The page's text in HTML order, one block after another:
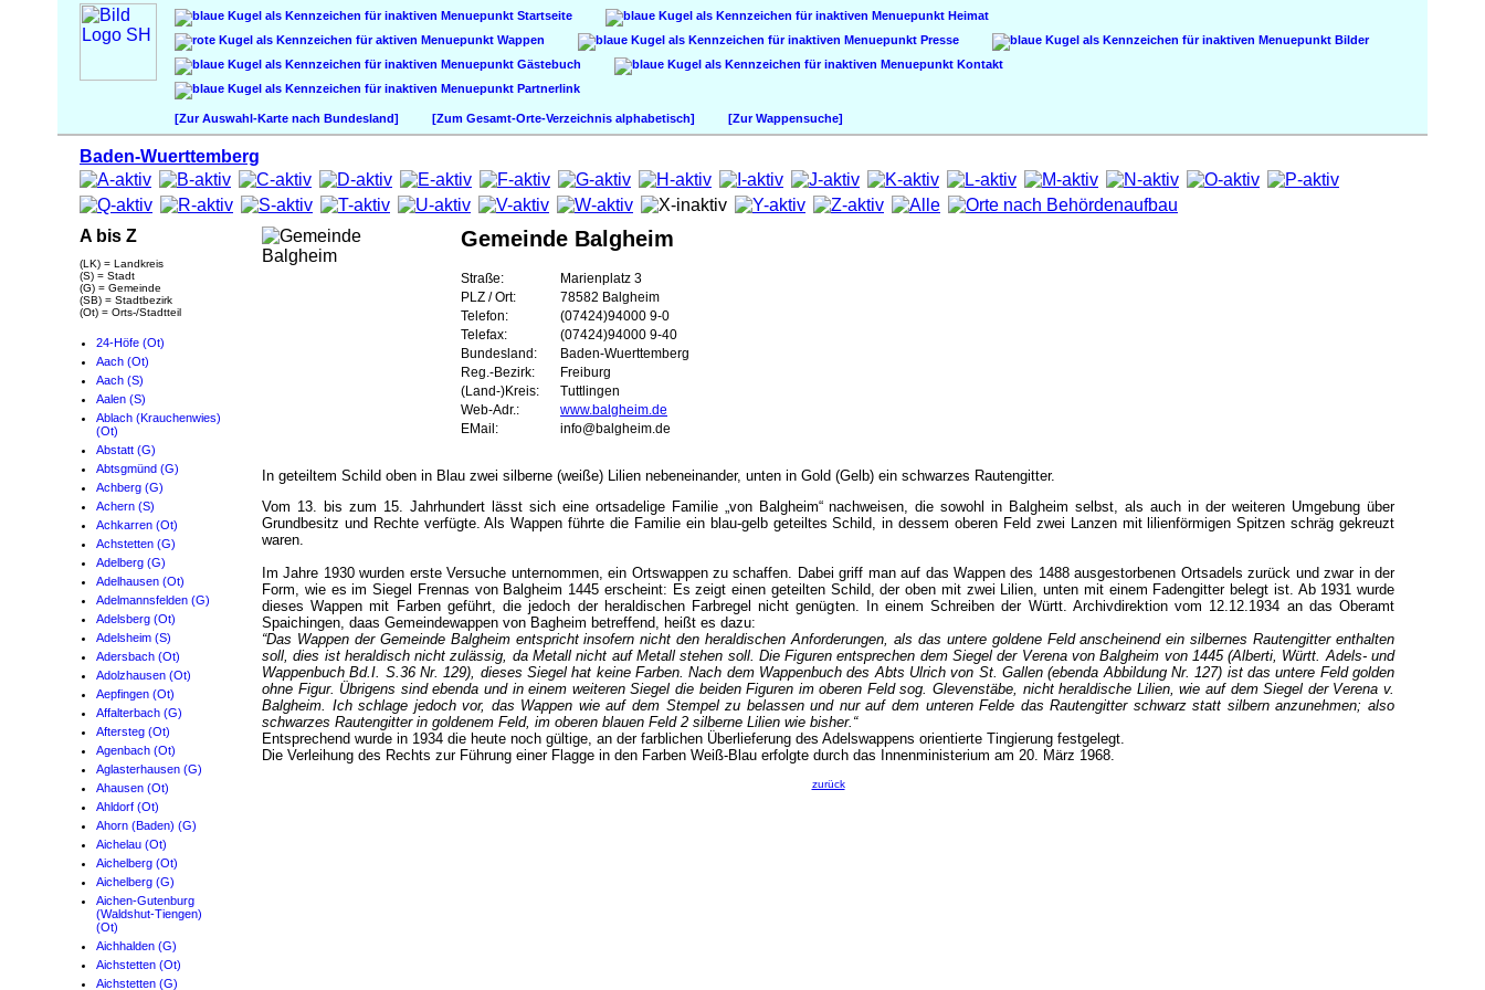
Startseite
Heimat
Wappen
Presse
Bilder
Gästebuch
Kontakt
Partnerlink
[Zur Auswahl-Karte nach Bundesland] [Zum Gesamt-Orte-Verzeichnis alphabetisch] [Zur Wappensuche]
Baden-Wuerttemberg
A bis Z
(LK) = Landkreis
(S) = Stadt
(G) = Gemeinde
(SB) = Stadtbezirk
(Ot) = Orts-/Stadtteil
24-Höfe (Ot)
Aach (Ot)
Aach (S)
Aalen (S)
Ablach (Krauchenwies)
(Ot)
Abstatt (G)
Abtsgmünd (G)
Achberg (G)
Achern (S)
Achkarren (Ot)
Achstetten (G)
Adelberg (G)
Adelhausen (Ot)
Adelmannsfelden (G)
Adelsberg (Ot)
Adelsheim (S)
Adersbach (Ot)
Adolzhausen (Ot)
Aepfingen (Ot)
Affalterbach (G)
Aftersteg (Ot)
Agenbach (Ot)
Aglasterhausen (G)
Ahausen (Ot)
Ahldorf (Ot)
Ahorn (Baden) (G)
Aichelau (Ot)
Aichelberg (Ot)
Aichelberg (G)
Aichen-Gutenburg
(Waldshut-Tiengen)
(Ot)
Aichhalden (G)
Aichstetten (Ot)
Aichstetten (G)
Gemeinde Balgheim
Straße:
Marienplatz 3
PLZ / Ort:
78582 Balgheim
Telefon:
(07424)94000 9-0
Telefax:
(07424)94000 9-40
Bundesland:
Baden-Wuerttemberg
Reg.-Bezirk:
Freiburg
(Land-)Kreis:
Tuttlingen
Web-Adr.:
www.balgheim.de
EMail:
info@balgheim.de
In geteiltem Schild oben in Blau zwei silberne (weiße) Lilien nebeneinander, unten in Gold (Gelb) ein schwarzes Rautengitter.
Vom 13. bis zum 15. Jahrhundert lässt sich eine ortsadelige Familie „von Balgheim“ nachweisen, die sowohl in Balgheim selbst, als auch in der weiteren Umgebung über
Grundbesitz und Rechte verfügte. Als Wappen führte die Familie ein blau-gelb geteiltes Schild, in dessem oberen Feld zwei Lanzen mit lilienförmigen Spitzen schräg gekreuzt
waren.
Im Jahre 1930 wurden erste Versuche unternommen, ein Ortswappen zu schaffen. Dabei griff man auf das Wappen des 1488 ausgestorbenen Ortsadels zurück und zwar in der
Form, wie es im Siegel Frennas von Balgheim 1445 erscheint: Es zeigt einen geteilten Schild, der oben mit zwei Lilien, unten mit einem Fadengitter belegt ist. Ab 1931 wurde
dieses Wappen mit Farben geführt, die jedoch der heraldischen Farbregel nicht genügten. In einem Schreiben der Württ. Archivdirektion vom 12.12.1934 an das Oberamt
Spaichingen, daas Gemeindewappen von Bagheim betreffend, heißt es dazu:
“Das Wappen der Gemeinde Balgheim entspricht insofern nicht den heraldischen Anforderungen, als das untere goldene Feld anscheinend ein silbernes Rautengitter enthalten
soll, dies ist heraldisch nicht zulässig, da Metall nicht auf Metall stehen soll. Die Figuren entsprechen dem Siegel der Verena von Balgheim von 1445 (Alberti, Württ. Adels- und
Wappenbuch Bd.I. S.36 Nr. 129), dieses Siegel hat keine Farben. Nach dem Wappenbuch des Abts Ulrich von St. Gallen (ebenda Abbildung Nr. 127) ist das untere Feld golden
ohne Figur. Übrigens sind ebenda und in einem weiteren Siegel die beiden Figuren im oberen Feld sog. Glevenstäbe, nicht heraldische Lilien, wie auf dem Siegel der Verena v.
Balgheim. Ich schlage jedoch vor, das Wappen wie auf dem Stempel zu belassen und nur auf dem unteren Felde das Rautengitter schwarz statt silbern anzunehmen; also
schwarzes Rautengitter in goldenem Feld, im oberen blauen Feld 2 silberne Lilien wie bisher.“
Entsprechend wurde in 1934 die heute noch gültige, an der farblichen Überlieferung des Adelswappens orientierte Tingierung festgelegt.
Die Verleihung des Rechts zur Führung einer Flagge in den Farben Weiß-Blau erfolgte durch das Innenministerium am 20. März 1968.
zurück